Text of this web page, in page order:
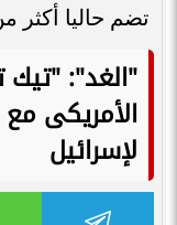
تضم حاليا أكثر من 120 قائمة وظائف
"الغد":
الأمريكى
لإسرائيل